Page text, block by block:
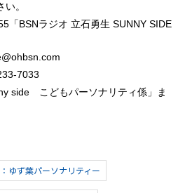
い。
「BSNラジオ 立石勇生 SUNNY SIDE
7033
side こどもパーソナリティ係」ま
ゆず葉パーソナリティー